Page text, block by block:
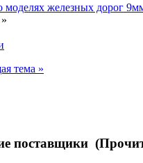
моделях железных дорог
»
тема »
поставщики